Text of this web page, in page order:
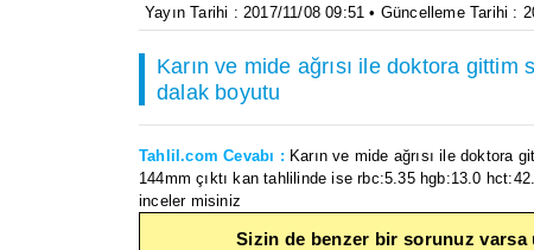
Yayın Tarihi : 2017/11/08 09:51 • Güncelleme Tarihi :
Karın ve mide ağrısı ile doktora
dalak boyutu
Tahlil.com Cevabı : Karın ve mide ağrısı ile doktora
144mm çıktı kan tahlilinde ise rbc:5.35 hgb:13.0
inceler misiniz
Sizin de benzer bir sorunuz varsa